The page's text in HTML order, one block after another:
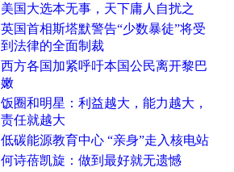
美国大选本无事，天下庸人自扰之
英国首相斯塔默警告“少数暴徒”将受
到法律的全面制裁
西方各国加紧呼吁本国公民离开黎巴
嫩
饭圈和明星：利益越大，能力越大，
责任就越大
低碳能源教育中心 “亲身”走入核电站
何诗蓓凯旋：做到最好就无遗憾